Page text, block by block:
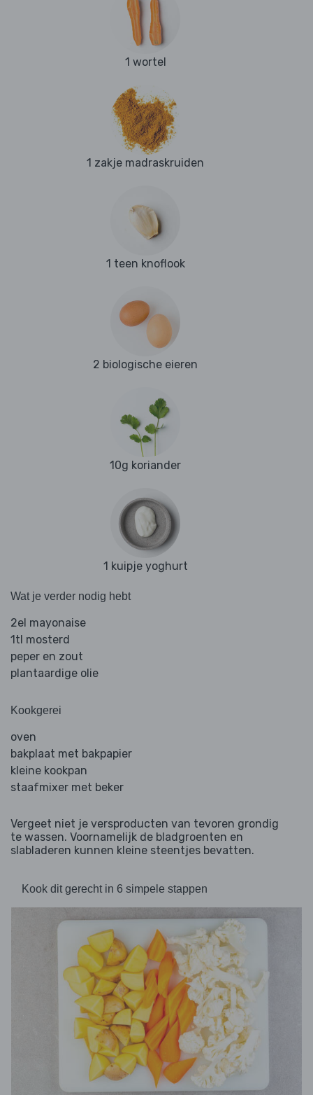
1 wortel
1 zakje madraskruiden
1 teen knoflook
2 biologische eieren
10g koriander
1 kuipje yoghurt
Wat je verder nodig hebt
2el mayonaise
1tl mosterd
peper en zout
plantaardige olie
Kookgerei
oven
bakplaat met bakpapier
kleine kookpan
staafmixer met beker
Vergeet niet je versproducten van tevoren grondig
te wassen. Voornamelijk de bladgroenten en
slabladeren kunnen kleine steentjes bevatten.
Kook dit gerecht in 6 simpele stappen